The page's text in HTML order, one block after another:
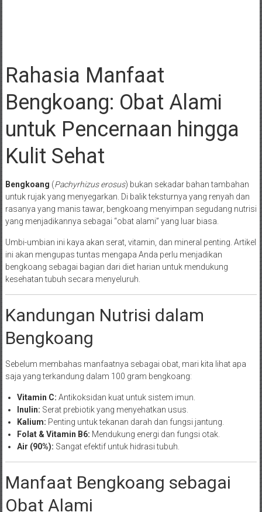
Rahasia Manfaat
Bengkoang: Obat Alami
untuk Pencernaan hingga
Kulit Sehat
Bengkoang (Pachyrhizus erosus) bukan sekadar bahan tambahan
untuk rujak yang menyegarkan. Di balik teksturnya yang renyah dan
rasanya yang manis tawar, bengkoang menyimpan segudang nutrisi
yang menjadikannya sebagai “obat alami” yang luar biasa.
Umbi-umbian ini kaya akan serat, vitamin, dan mineral penting. Artikel
ini akan mengupas tuntas mengapa Anda perlu menjadikan
bengkoang sebagai bagian dari diet harian untuk mendukung
kesehatan tubuh secara menyeluruh.
Kandungan Nutrisi dalam
Bengkoang
Sebelum membahas manfaatnya sebagai obat, mari kita lihat apa
saja yang terkandung dalam 100 gram bengkoang:
Vitamin C: Antikoksidan kuat untuk sistem imun.
Inulin: Serat prebiotik yang menyehatkan usus.
Kalium: Penting untuk tekanan darah dan fungsi jantung.
Folat & Vitamin B6: Mendukung energi dan fungsi otak.
Air (90%): Sangat efektif untuk hidrasi tubuh.
Manfaat Bengkoang sebagai
Obat Alami